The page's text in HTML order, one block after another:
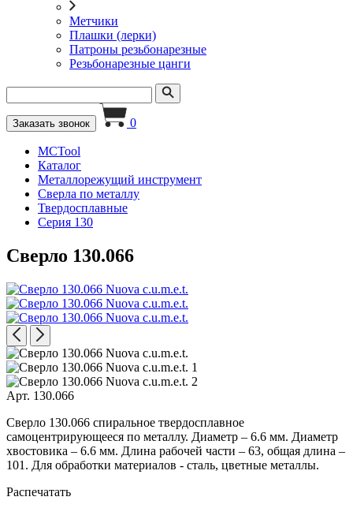
Метчики
Плашки (лерки)
Патроны резьбонарезные
Резьбонарезные цанги
Заказать звонок 0
MCTool
Каталог
Металлорежущий инструмент
Сверла по металлу
Твердосплавные
Серия 130
Сверло 130.066
Арт. 130.066
Сверло 130.066 спиральное твердосплавное
самоцентрирующееся по металлу. Диаметр – 6.6 мм. Диаметр
хвостовика – 6.6 мм. Длина рабочей части – 63, общая длина –
101. Для обработки материалов - сталь, цветные металлы.
Распечатать